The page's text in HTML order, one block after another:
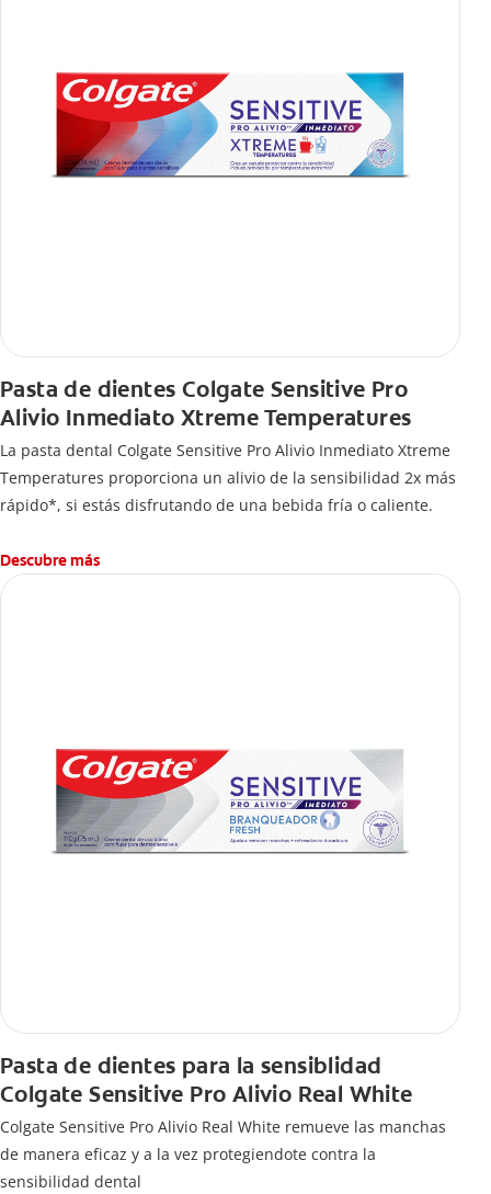
Pasta de dientes Colgate Sensitive Pro
Alivio Inmediato Xtreme Temperatures
La pasta dental Colgate Sensitive Pro Alivio Inmediato Xtreme
Temperatures proporciona un alivio de la sensibilidad 2x más
rápido*, si estás disfrutando de una bebida fría o caliente.
Descubre más
Pasta de dientes para la sensiblidad
Colgate Sensitive Pro Alivio Real White
Colgate Sensitive Pro Alivio Real White remueve las manchas
de manera eficaz y a la vez protegiendote contra la
sensibilidad dental